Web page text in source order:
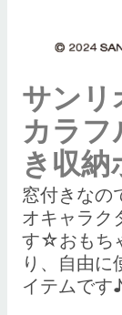
サンリ
カラフ
き収納
窓付きなの
オキャラク
す☆おもち
り、自由に
イテムです